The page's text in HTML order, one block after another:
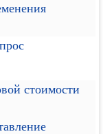
стоимости